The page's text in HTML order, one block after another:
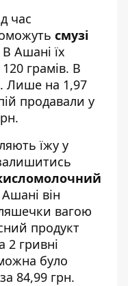
час
смузі
В Ашані їх
грамів. В
Лише на 1,97
продавали у
їжу у
він
вагою
продукт
2 гривні
було
84,99 грн.